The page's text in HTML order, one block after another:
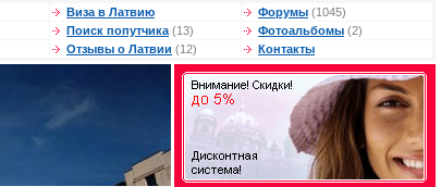
Виза в Латвию Форумы (1045)
Поиск попутчика (13) Фотоальбомы (2)
Отзывы о Латвии (12) Контакты